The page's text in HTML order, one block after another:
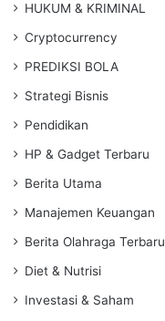
HUKUM & KRIMINAL
Cryptocurrency
PREDIKSI BOLA
Strategi Bisnis
Pendidikan
HP & Gadget Terbaru
Berita Utama
Manajemen Keuangan
Berita Olahraga Terbaru
Diet & Nutrisi
Investasi & Saham